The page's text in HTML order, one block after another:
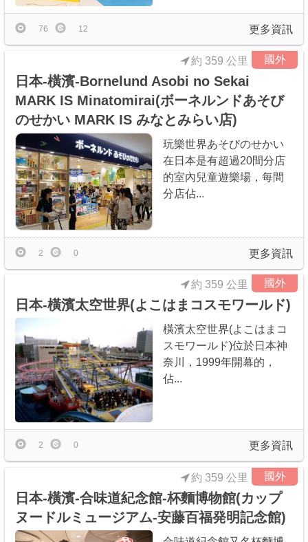
更多資訊
76 12
國外
日本-橫濱-Bornelund Asobi no Sekai
MARK IS Minatomirai(ボーネルンドあそび
のせかい MARK IS みなとみらい店)
約 359 公里
玩樂世界あそびのせかい
在日本是有超過20間分店
的室內兒童遊樂場，每間
分店佔...
更多資訊
2 0
國外
日本-橫濱太空世界(よこはまコスモワールド)
約 359 公里
橫濱太空世界(よこはまコ
スモワールド)位於日本神
奈川，1999年開幕的，
佔...
更多資訊
2 0
國外
日本-橫濱-合味道紀念館-杯麵博物館(カップ
ヌードルミュージアム-安藤百福発明記念館)
約 359 公里